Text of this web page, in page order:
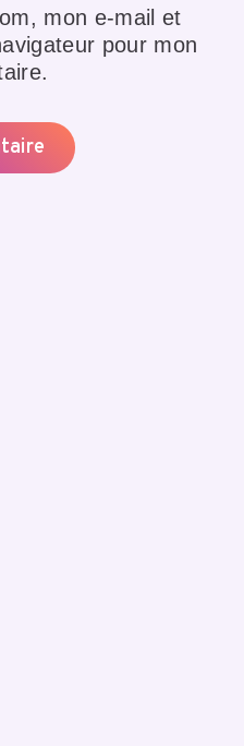
mon e-mail et
pour mon